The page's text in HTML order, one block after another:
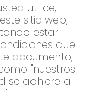
utilice,
sitio web,
estar
que
documento,
"nuestros
se adhiere a